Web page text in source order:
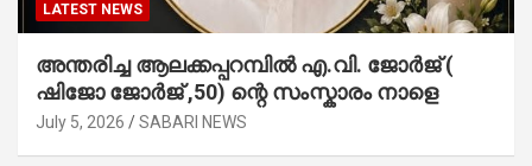
LATEST NEWS
അന്തരിച്ച ആ​ല​ക്ക​പ്പ​റമ്പിൽ​ എ.​വി. ജോ​ർ​ജ് (
ഷിജോ ജോർജ് ,50) ന്റെ സംസ്കാരം നാളെ
July 5, 2026 SABARI NEWS